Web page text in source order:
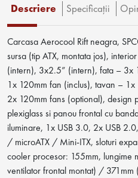
Descriere Specificaţii
Carcasa Aerocool Rift neagra,
sursa (tip ATX, montata jos),
(intern), 3x2.5” (intern), fata – 3x
1x 120mm fan (inclus), tavan –
2x 120mm fans (optional), design
plexiglass si panou frontal cu
iluminare, 1x USB 3.0, 2x USB
/ microATX / Mini-ITX, sloturi
cooler procesor: 155mm, lungime
ventilator frontal montat) / 371mm